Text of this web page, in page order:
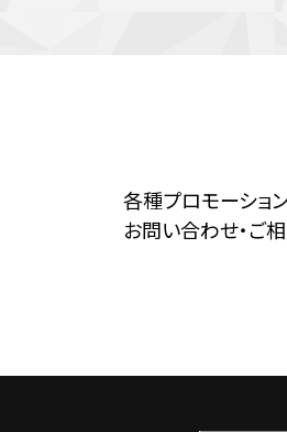
各種プロモーショ
お問い合わせ・ご